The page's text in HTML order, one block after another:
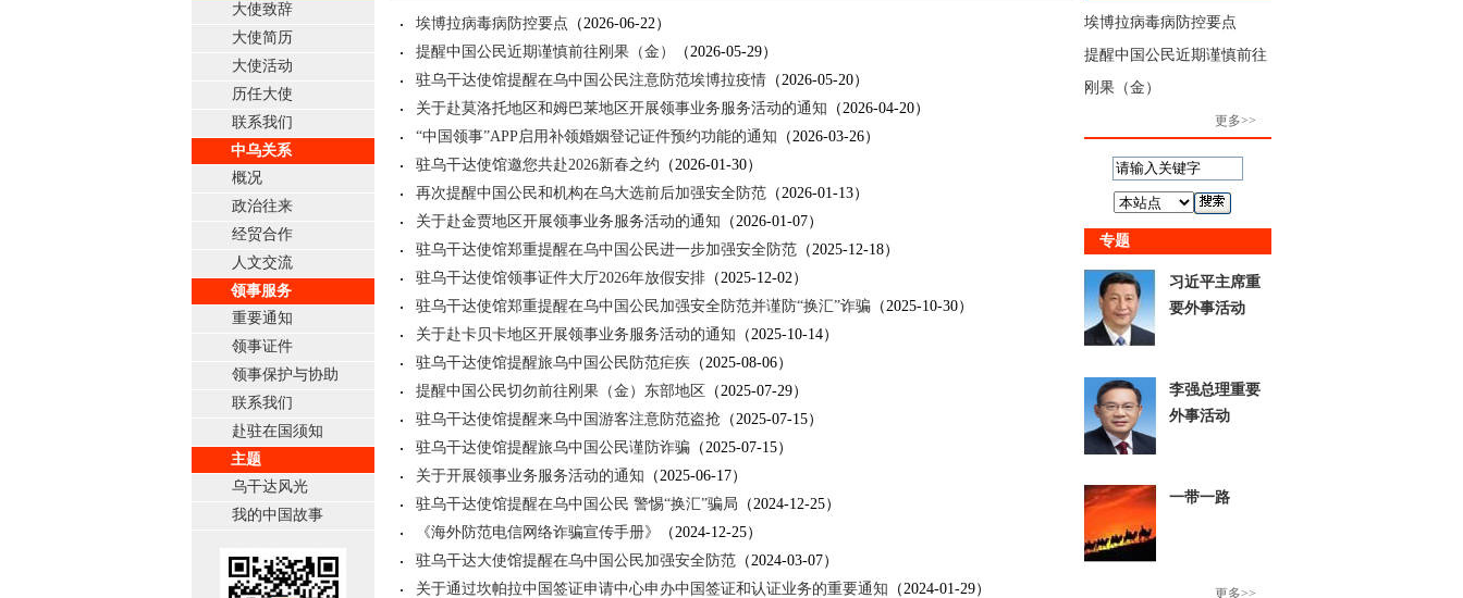
大使致辞
大使简历
大使活动
历任大使
联系我们
中乌关系
概况
政治往来
经贸合作
人文交流
领事服务
重要通知
领事证件
领事保护与协助
联系我们
赴驻在国须知
主题
乌干达风光
我的中国故事
埃博拉病毒病防控要点 （2026-06-22）
提醒中国公民近期谨慎前往刚果（金）
（2026-05-29）
驻乌干达使馆提醒在乌中国公民注意防范埃博拉疫情 （2026-05-20）
关于赴莫洛托地区和姆巴莱地区开展领事业务服务活动的通知 （2026-04-20）
“中国领事”APP启用补领婚姻登记证件预约功能的通知 （2026-03-26）
驻乌干达使馆邀您共赴2026新春之约 （2026-01-30）
再次提醒中国公民和机构在乌大选前后加强安全防范 （2026-01-13）
关于赴金贾地区开展领事业务服务活动的通知 （2026-01-07）
驻乌干达使馆郑重提醒在乌中国公民进一步加强安全防范 （2025-12-18）
驻乌干达使馆领事证件大厅2026年放假安排 （2025-12-02）
驻乌干达使馆郑重提醒在乌中国公民加强安全防范并谨防“换汇”诈骗 （2025-10-30）
关于赴卡贝卡地区开展领事业务服务活动的通知 （2025-10-14）
驻乌干达使馆提醒旅乌中国公民防范疟疾 （2025-08-06）
提醒中国公民切勿前往刚果（金）东部地区
（2025-07-29）
驻乌干达使馆提醒来乌中国游客注意防范盗抢 （2025-07-15）
驻乌干达使馆提醒旅乌中国公民谨防诈骗 （2025-07-15）
关于开展领事业务服务活动的通知 （2025-06-17）
驻乌干达使馆提醒在乌中国公民 警惕“换汇”骗局 （2024-12-25）
《海外防范电信网络诈骗宣传手册》
（2024-12-25）
驻乌干达大使馆提醒在乌中国公民加强安全防范 （2024-03-07）
关于通过坎帕拉中国签证申请中心申办中国签证和认证业务的重要通知 （2024-01-29）
埃博拉病毒病防控要点
提醒中国公民近期谨慎前往
刚果（金）
更多>>
专题
习近平主席重
要外事活动
李强总理重要
外事活动
一带一路
更多>>